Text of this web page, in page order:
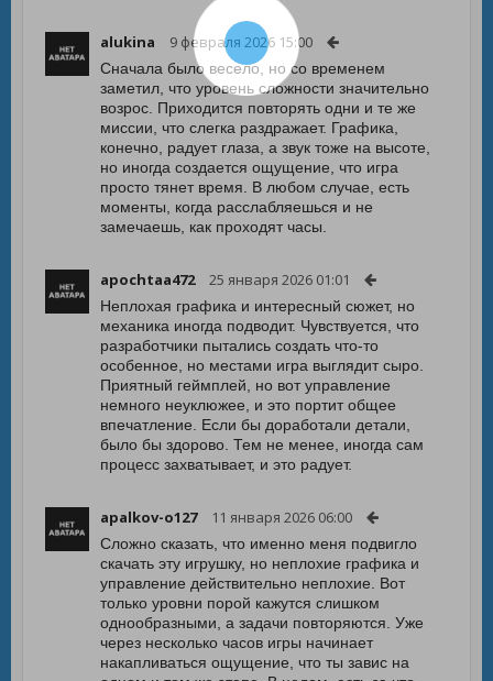
alukina 9 февраля 2026 15:00
Сначала было весело, но со временем
заметил, что уровень сложности значительно
возрос. Приходится повторять одни и те же
миссии, что слегка раздражает. Графика,
конечно, радует глаза, а звук тоже на высоте,
но иногда создается ощущение, что игра
просто тянет время. В любом случае, есть
моменты, когда расслабляешься и не
замечаешь, как проходят часы.
apochtaa472 25 января 2026 01:01
Неплохая графика и интересный сюжет, но
механика иногда подводит. Чувствуется, что
разработчики пытались создать что-то
особенное, но местами игра выглядит сыро.
Приятный геймплей, но вот управление
немного неуклюжее, и это портит общее
впечатление. Если бы доработали детали,
было бы здорово. Тем не менее, иногда сам
процесс захватывает, и это радует.
apalkov-o127 11 января 2026 06:00
Сложно сказать, что именно меня подвигло
скачать эту игрушку, но неплохие графика и
управление действительно неплохие. Вот
только уровни порой кажутся слишком
однообразными, а задачи повторяются. Уже
через несколько часов игры начинает
накапливаться ощущение, что ты завис на